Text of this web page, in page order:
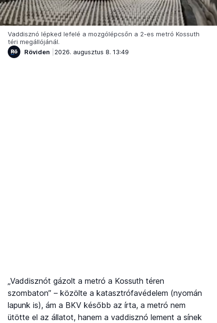
Vaddisznó lépked lefelé a mozgólépcsőn a 2-es metró Kossuth
téri megállójánál.
Röviden
2026. augusztus 8. 13:49
„Vaddisznót gázolt a metró a Kossuth téren
szombaton” – közölte a katasztrófavédelem (nyomán
lapunk is), ám a BKV később az írta, a metró nem
ütötte el az állatot, hanem a vaddisznó lement a sínek